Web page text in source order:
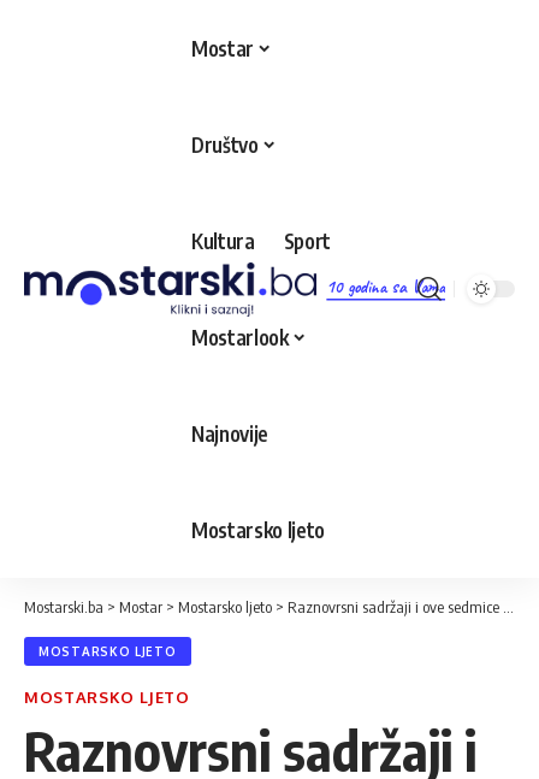
10 godina sa Vama
Mostar
Društvo
Kultura Sport
Mostarlook
Najnovije
Mostarsko ljeto
Mostarski.ba > Mostar > Mostarsko ljeto > Raznovrsni sadržaji i ove sedmice u okviru „Mostarskog ljeta“
MOSTARSKO LJETO
MOSTARSKO LJETO
Raznovrsni sadržaji i